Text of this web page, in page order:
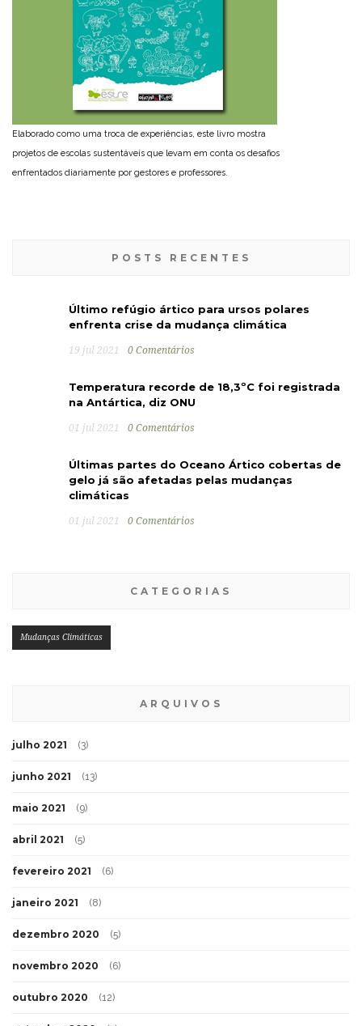
Elaborado como uma troca de experiências, este livro mostra
projetos de escolas sustentáveis que levam em conta os desafios
enfrentados diariamente por gestores e professores.
POSTS RECENTES
Último refúgio ártico para ursos polares
enfrenta crise da mudança climática
19 jul 2021 0 Comentários
Temperatura recorde de 18,3ºC foi registrada
na Antártica, diz ONU
01 jul 2021 0 Comentários
Últimas partes do Oceano Ártico cobertas de
gelo já são afetadas pelas mudanças
climáticas
01 jul 2021 0 Comentários
CATEGORIAS
Mudanças Climáticas
ARQUIVOS
julho 2021 (3)
junho 2021 (13)
maio 2021 (9)
abril 2021 (5)
fevereiro 2021 (6)
janeiro 2021 (8)
dezembro 2020 (5)
novembro 2020 (6)
outubro 2020 (12)